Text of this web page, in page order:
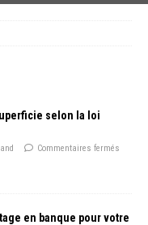
selon la loi
Commentaires fermés
en banque pour votre